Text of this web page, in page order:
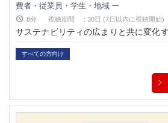
費者・従業員・学生・地域 ー
8分 視聴期間 : 30日 (7日以内に視聴開始)
サステナビリティの広まりと共に変化
の意識や行動について学べる動画です。
すべての方向け